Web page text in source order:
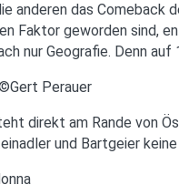
anderen das
Faktor geworden sind,
nur Geografie. Denn
direkt am Rande von
und Bartgeier